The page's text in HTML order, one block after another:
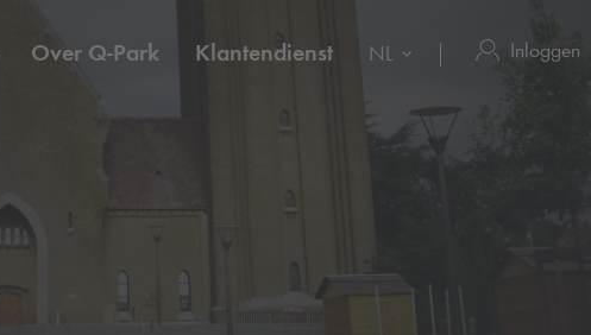
Over Q-Park Klantendienst NL Inloggen